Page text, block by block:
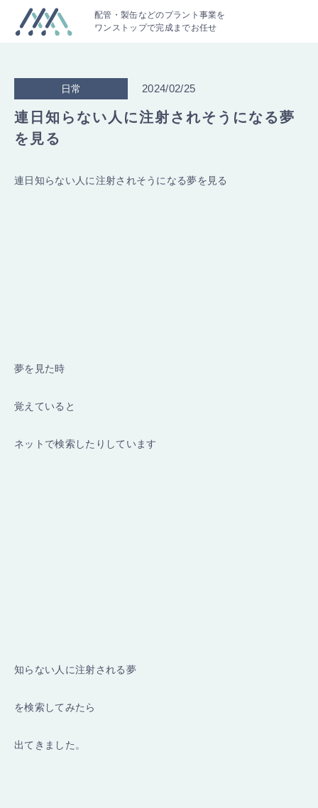
配管・製缶などのプラント事業を
ワンストップで完成までお任せ
日常 2024/02/25
連日知らない人に注射されそうになる夢
を見る
連日知らない人に注射されそうになる夢を見る
夢を見た時
覚えていると
ネットで検索したりしています
知らない人に注射される夢
を検索してみたら
出てきました。